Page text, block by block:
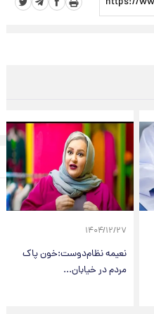
۱۴۰۴/۱۲/۲۷
نعیمه نظام‌دوست:خون پاک
مردم در خیابان...